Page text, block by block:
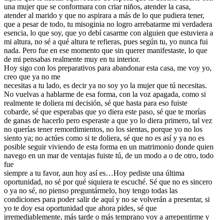
una mujer que se conformara con criar niños, atender la casa,
atender al marido y que no aspirara a más de lo que pudiera tener,
que a pesar de todo, tu misoginia no logro arrebatarme mi verdadera
esencia, lo que soy, que yo debí casarme con alguien que estuviera a
mi altura, no sé a qué altura te refieras, pues según tu, yo nunca fui
nada. Pero fue en ese momento que sin querer manifestaste, lo que
de mi pensabas realmente muy en tu interior.
Hoy sigo con los preparativos para abandonar esta casa, me voy yo,
creo que ya no me
necesitas a tu lado, es decir ya no soy yo la mujer que tú necesitas.
No vuelvas a hablarme de esa forma, con la voz apagada, como si
realmente te doliera mi decisión, sé que hasta para eso fuiste
cobarde, sé que esperabas que yo diera este paso, sé que te morías
de ganas de hacerlo pero esperaste a que yo lo diera primero, tal vez
no querías tener remordimientos, no los sientas, porque yo no los
siento ya; no actúes como si te doliera, sé que no es así y ya no es
posible seguir viviendo de esta forma en un matrimonio donde quien
navego en un mar de ventajas fuiste tú, de un modo a o de otro, todo
fue
siempre a tu favor, aun hoy así es…Hoy pediste una última
oportunidad, no sé por qué siquiera te escuché. Sé que no es sincero
o ya no sé, no pienso preguntármelo, hoy tengo todas las
condiciones para poder salir de aquí y no se volverán a presentar, si
yo te doy esa oportunidad que ahora pides, sé que
irremediablemente, más tarde o más temprano voy a arrepentirme y